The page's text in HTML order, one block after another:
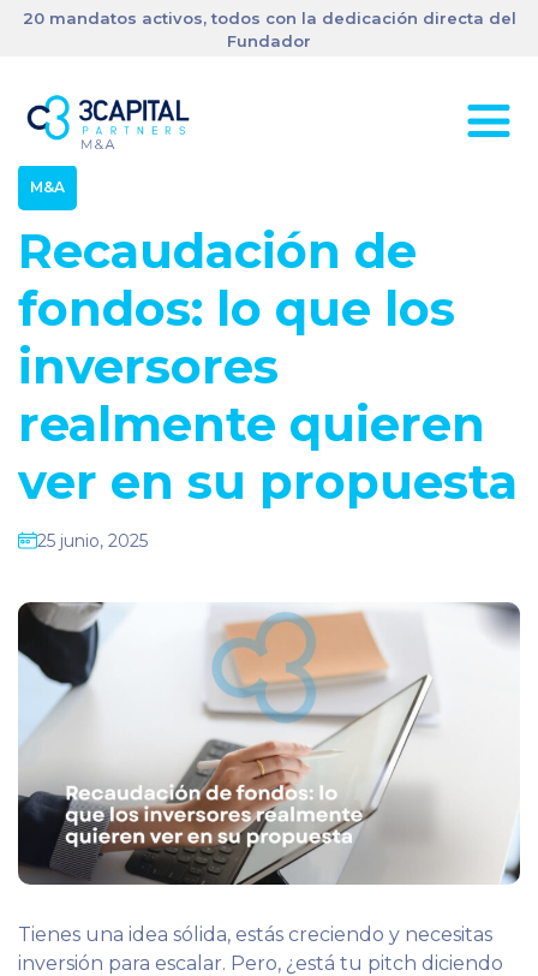
20 mandatos activos, todos con la dedicación directa del
Fundador
M&A
Recaudación de
fondos: lo que los
inversores
realmente quieren
ver en su propuesta
25 junio, 2025
Tienes una idea sólida, estás creciendo y necesitas
inversión para escalar. Pero, ¿está tu pitch diciendo